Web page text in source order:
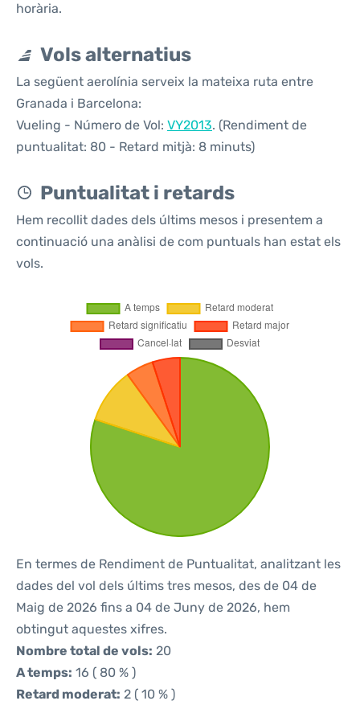
horària.
Vols alternatius
La següent aerolínia serveix la mateixa ruta entre
Granada i Barcelona:
Vueling - Número de Vol: VY2013. (Rendiment de
puntualitat: 80 - Retard mitjà: 8 minuts)
Puntualitat i retards
Hem recollit dades dels últims mesos i presentem a
continuació una anàlisi de com puntuals han estat els
vols.
En termes de Rendiment de Puntualitat, analitzant les
dades del vol dels últims tres mesos, des de 04 de
Maig de 2026 fins a 04 de Juny de 2026, hem
obtingut aquestes xifres.
Nombre total de vols: 20
A temps: 16 ( 80 % )
Retard moderat: 2 ( 10 % )